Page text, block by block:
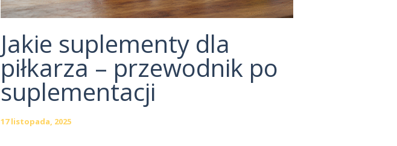
Jakie suplementy dla
piłkarza – przewodnik po
suplementacji
17 listopada, 2025